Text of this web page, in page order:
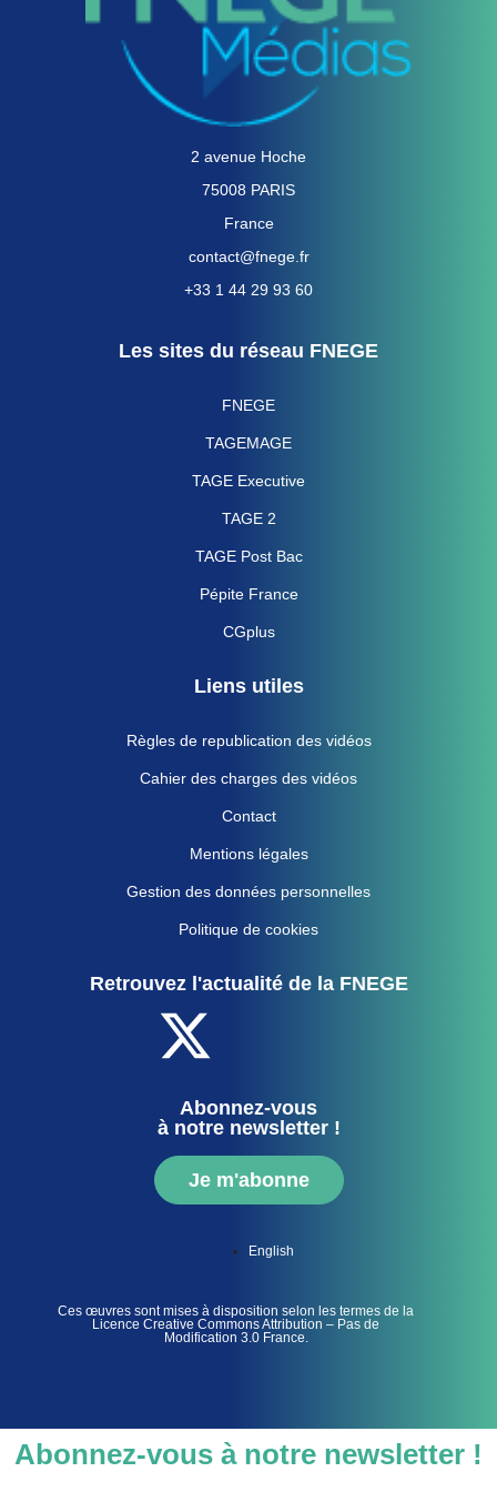
2 avenue Hoche
75008 PARIS
France
contact@fnege.fr
+33 1 44 29 93 60
Les sites du réseau FNEGE
FNEGE
TAGEMAGE
TAGE Executive
TAGE 2
TAGE Post Bac
Pépite France
CGplus
Liens utiles
Règles de republication des vidéos
Cahier des charges des vidéos
Contact
Mentions légales
Gestion des données personnelles
Politique de cookies
Retrouvez l'actualité de la FNEGE
Abonnez-vous
à notre newsletter !
Je m'abonne
English
Ces œuvres sont mises à disposition selon les termes de la
Licence Creative Commons Attribution – Pas de
Modification 3.0 France.
Abonnez-vous à notre newsletter !